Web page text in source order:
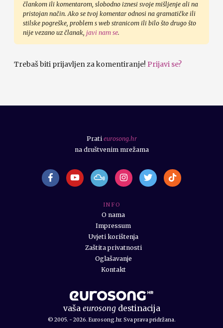
člankom ili komentarom, slobodno iznesi svoje mišljenje ali na
pristojan način. Ako se tvoj komentar odnosi na gramatičke ili
stilske pogreške, problem s web stranicom ili bilo što drugo što
nije vezano uz članak, javi nam se.
Trebaš biti prijavljen za komentiranje! Prijavi se?
vaša eurosongdestinacija
© 2005. - 2026. Eurosong.hr. Sva prava pridržana.
I N F O
O nama
Impressum
Uvjeti korištenja
Zaštita privatnosti
Oglašavanje
Kontakt
Prati eurosong.hr
na društvenim mrežama